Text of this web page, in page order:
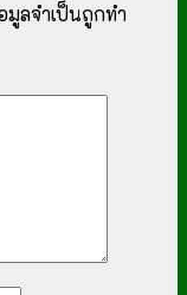
มูลจำเป็นถูกทำ